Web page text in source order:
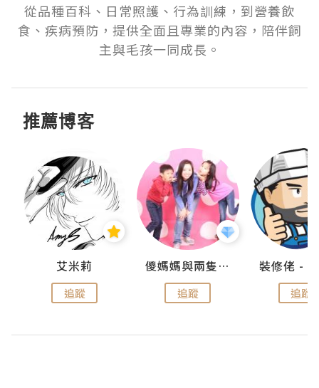
從品種百科、日常照護、行為訓練，到營養飲
食、疾病預防，提供全面且專業的內容，陪伴飼
主與毛孩一同成長。
推薦博客
艾米莉
追蹤
儍媽媽與兩隻小魔怪之家
追蹤 追蹤